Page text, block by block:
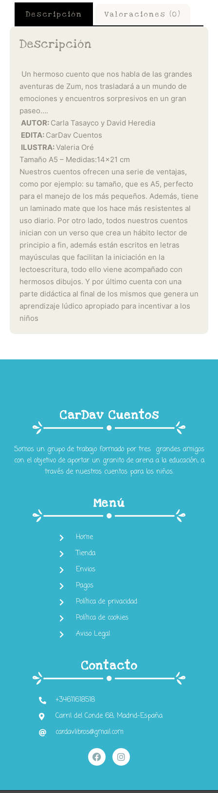
Descripción Valoraciones (0)
Descripción
Un hermoso cuento que nos habla de las grandes
aventuras de Zum, nos trasladará a un mundo de
emociones y encuentros sorpresivos en un gran
paseo….
AUTOR: Carla Tasayco y David Heredia
EDITA: CarDav Cuentos
ILUSTRA:Valeria Oré
Tamaño A5 – Medidas:14×21 cm
Nuestros cuentos ofrecen una serie de ventajas,
como por ejemplo: su tamaño, que es A5, perfecto
para el manejo de los más pequeños. Además, tiene
un laminado mate que los hace más resistentes al
uso diario. Por otro lado, todos nuestros cuentos
inician con un verso que crea un hábito lector de
principio a fin, además están escritos en letras
mayúsculas que facilitan la iniciación en la
lectoescritura, todo ello viene acompañado con
hermosos dibujos. Y por último cuenta con una
parte didáctica al final de los mismos que genera un
aprendizaje lúdico apropiado para incentivar a los
niños
CarDav Cuentos
Somos un grupo de trabajo formado por tres grandes amigos
con el objetivo de aportar un granito de arena a la educación, a
través de nuestros cuentos para los niños.
Menú
Home
Tienda
Envios
Pagos
Política de privacidad
Política de cookies
Aviso Legal
Contacto
+34611618518
Carril del Conde 68, Madrid-España
cardavlibros@gmail.com